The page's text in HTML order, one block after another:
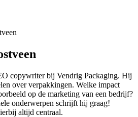
copywriter bij Vendrig Packaging. Hij
over verpakkingen. Welke impact
op de marketing van een bedrijf?
onderwerpen schrijft hij graag!
altijd centraal.